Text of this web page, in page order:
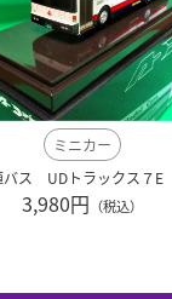
ミニカー
3,980円 （税込）